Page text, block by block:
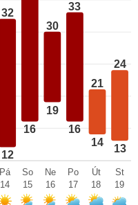
32
12
16
30
19
33
16
21
14
24
13
Pá
14
So
15
Ne
16
Po
17
Út
18
St
19